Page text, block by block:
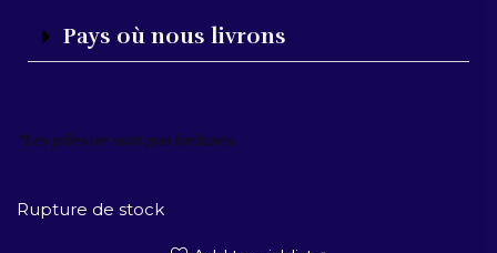
Pays où nous livrons
*Les piles ne sont pas incluses.
Rupture de stock